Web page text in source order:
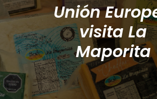
Unión
visita La
Maporita